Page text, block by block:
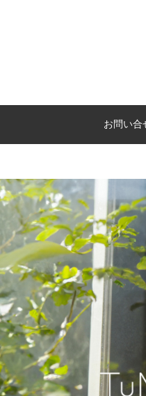
お問い合